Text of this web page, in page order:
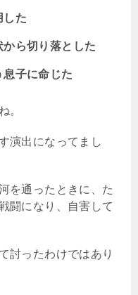
した
ら切り落とした
子に命じた
。
演出になってまし
を通ったときに、た
闘になり、自害して
討ったわけではあり